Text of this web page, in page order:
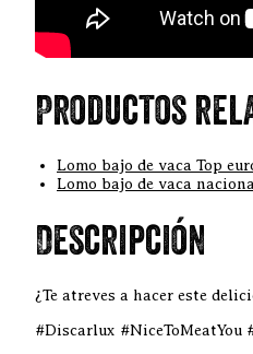
Productos
Lomo bajo de vaca Top
Lomo bajo de vaca
Descripción
¿Te atreves a hacer este
#Discarlux #NiceToMeatYou